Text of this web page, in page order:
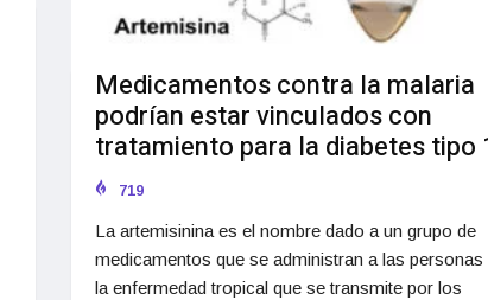
Medicamentos contra la malaria
podrían estar vinculados con
tratamiento para la diabetes tipo
719
La artemisinina es el nombre dado a un grupo de
medicamentos que se administran a las personas
la enfermedad tropical que se transmite por los